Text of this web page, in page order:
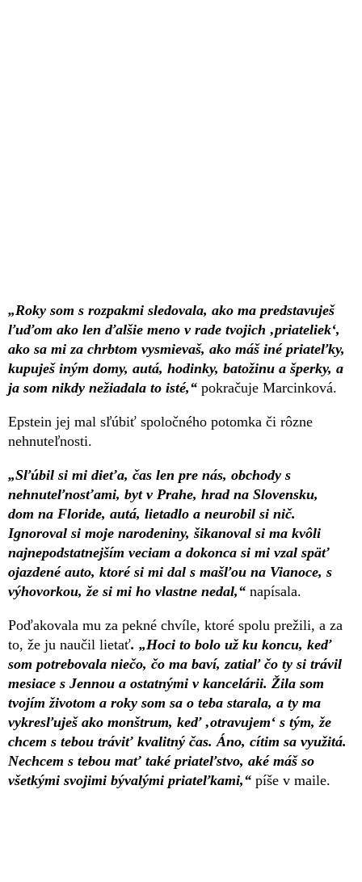
„Roky som s rozpakmi sledovala, ako ma predstavuješ
ľuďom ako len ďalšie meno v rade tvojich ‚priateliek‘,
ako sa mi za chrbtom vysmievaš, ako máš iné priateľky,
kupuješ iným domy, autá, hodinky, batožinu a šperky, a
ja som nikdy nežiadala to isté,“ pokračuje Marcinková.
Epstein jej mal sľúbiť spoločného potomka či rôzne
nehnuteľnosti.
„Sľúbil si mi dieťa, čas len pre nás, obchody s
nehnuteľnosťami, byt v Prahe, hrad na Slovensku,
dom na Floride, autá, lietadlo a neurobil si nič.
Ignoroval si moje narodeniny, šikanoval si ma kvôli
najnepodstatnejším veciam a dokonca si mi vzal späť
ojazdené auto, ktoré si mi dal s mašľou na Vianoce, s
výhovorkou, že si mi ho vlastne nedal,“ napísala.
Poďakovala mu za pekné chvíle, ktoré spolu prežili, a za
to, že ju naučil lietať. „Hoci to bolo už ku koncu, keď
som potrebovala niečo, čo ma baví, zatiaľ čo ty si trávil
mesiace s Jennou a ostatnými v kancelárii. Žila som
tvojím životom a roky som sa o teba starala, a ty ma
vykresľuješ ako monštrum, keď ‚otravujem‘ s tým, že
chcem s tebou tráviť kvalitný čas. Áno, cítim sa využitá.
Nechcem s tebou mať také priateľstvo, aké máš so
všetkými svojimi bývalými priateľkami,“ píše v maile.